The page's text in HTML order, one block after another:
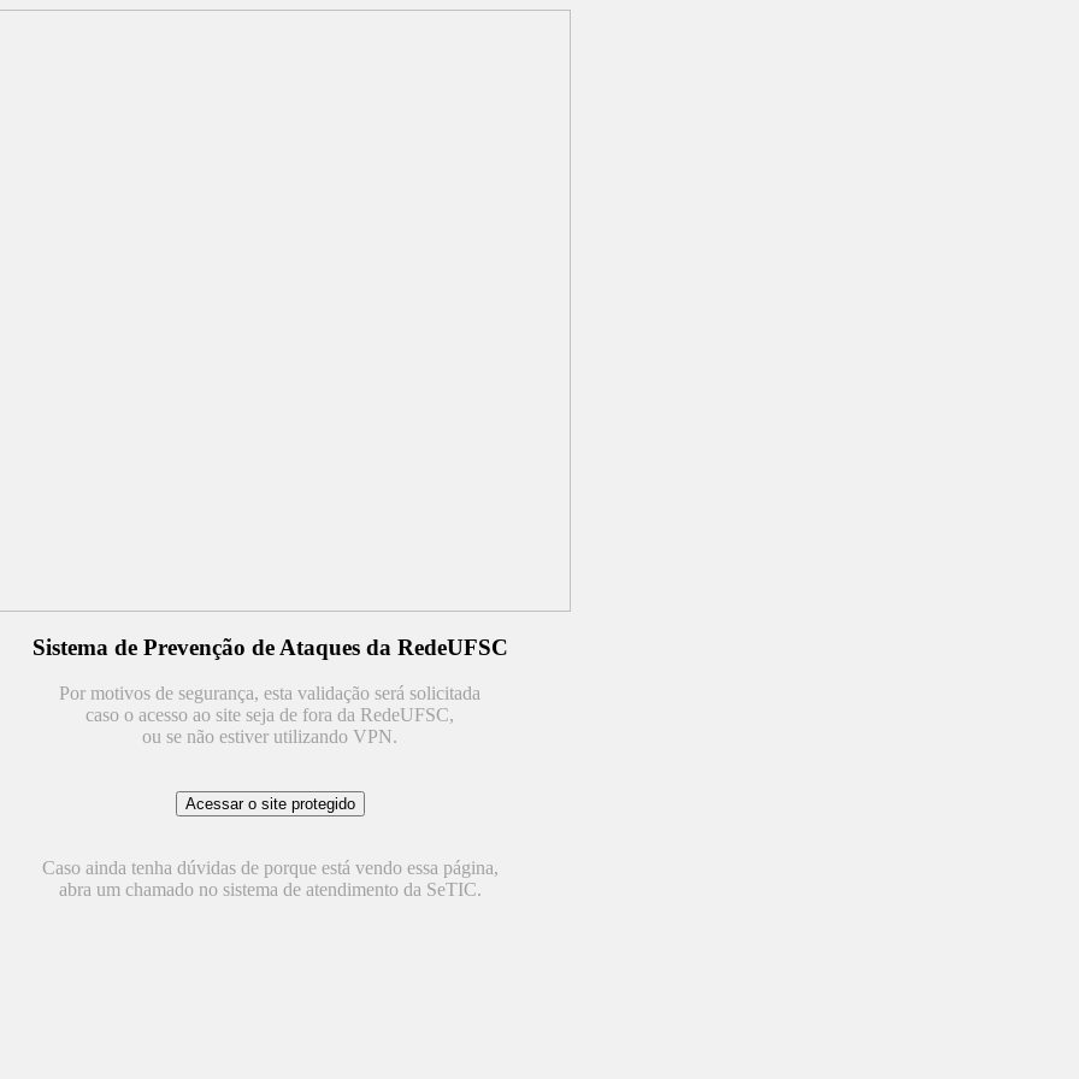
Sistema de Prevenção de Ataques da RedeUFSC
Por motivos de segurança, esta validação será solicitada
caso o acesso ao site seja de fora da RedeUFSC,
ou se não estiver utilizando VPN.
Caso ainda tenha dúvidas de porque está vendo essa página,
abra um chamado no sistema de atendimento da SeTIC.